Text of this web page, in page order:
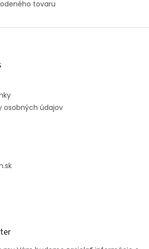
k
v
tovaru
osobných údajov